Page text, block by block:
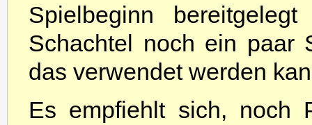
Spielbeginn
Schachtel noch ein paar
das verwendet werden
Es empfiehlt sich, noch